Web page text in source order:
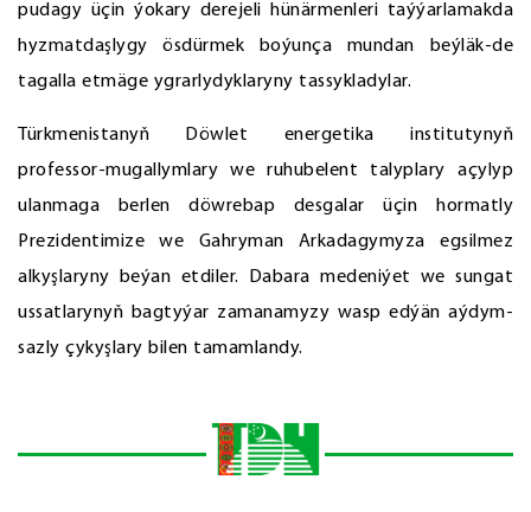
pudagy üçin ýokary derejeli hünärmenleri taýýarlamakda
hyzmatdaşlygy ösdürmek boýunça mundan beýläk-de
tagalla etmäge ygrarlydyklaryny tassykladylar.
Türkmenistanyň Döwlet energetika institutynyň
professor-mugallymlary we ruhubelent talyplary açylyp
ulanmaga berlen döwrebap desgalar üçin hormatly
Prezidentimize we Gahryman Arkadagymyza egsilmez
alkyşlaryny beýan etdiler. Dabara medeniýet we sungat
ussatlarynyň bagtyýar zamanamyzy wasp edýän aýdym-
sazly çykyşlary bilen tamamlandy.